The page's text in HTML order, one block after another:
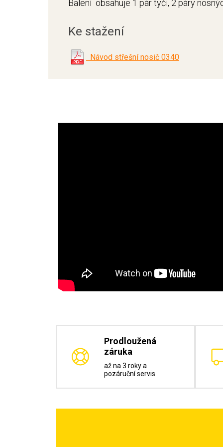
Balení obsahuje 1 pár tyčí, 2 páry
Ke stažení
Návod střešní nosič 0340
Prodloužená
záruka
až na 3 roky a
pozáruční servis